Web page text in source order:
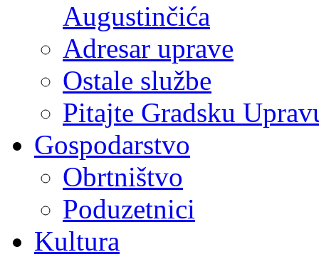
Augustinčića
Adresar uprave
Ostale službe
Pitajte Gradsku
Gospodarstvo
Obrtništvo
Poduzetnici
Kultura